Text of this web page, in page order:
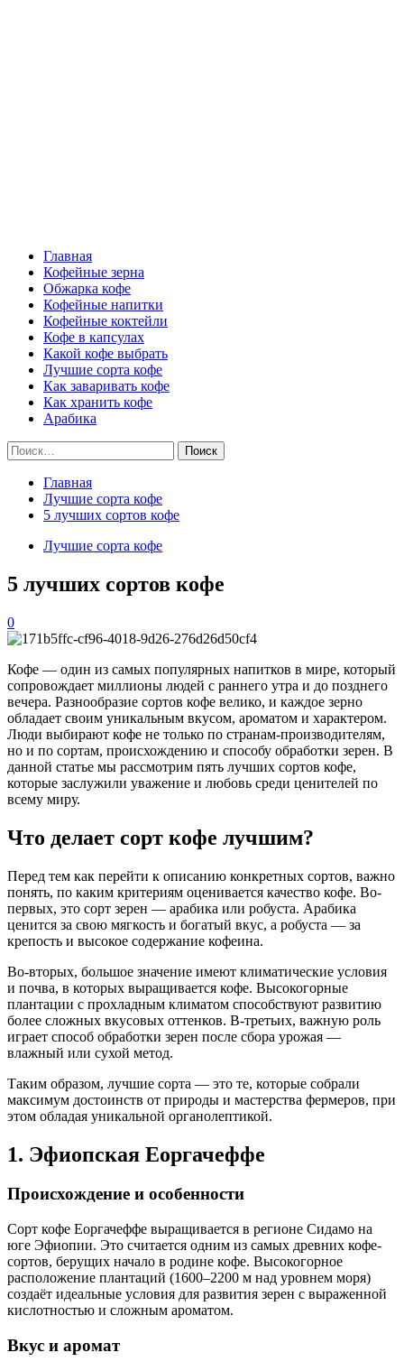
Главная
Кофейные зерна
Обжарка кофе
Кофейные напитки
Кофейные коктейли
Кофе в капсулах
Какой кофе выбрать
Лучшие сорта кофе
Как заваривать кофе
Как хранить кофе
Арабика
Найти:
Главная
Лучшие сорта кофе
5 лучших сортов кофе
Лучшие сорта кофе
5 лучших сортов кофе
0
Кофе — один из самых популярных напитков в мире, который
сопровождает миллионы людей с раннего утра и до позднего
вечера. Разнообразие сортов кофе велико, и каждое зерно
обладает своим уникальным вкусом, ароматом и характером.
Люди выбирают кофе не только по странам-производителям,
но и по сортам, происхождению и способу обработки зерен. В
данной статье мы рассмотрим пять лучших сортов кофе,
которые заслужили уважение и любовь среди ценителей по
всему миру.
Что делает сорт кофе лучшим?
Перед тем как перейти к описанию конкретных сортов, важно
понять, по каким критериям оценивается качество кофе. Во-
первых, это сорт зерен — арабика или робуста. Арабика
ценится за свою мягкость и богатый вкус, а робуста — за
крепость и высокое содержание кофеина.
Во-вторых, большое значение имеют климатические условия
и почва, в которых выращивается кофе. Высокогорные
плантации с прохладным климатом способствуют развитию
более сложных вкусовых оттенков. В-третьих, важную роль
играет способ обработки зерен после сбора урожая —
влажный или сухой метод.
Таким образом, лучшие сорта — это те, которые собрали
максимум достоинств от природы и мастерства фермеров, при
этом обладая уникальной органолептикой.
1. Эфиопская Еоргачеффе
Происхождение и особенности
Сорт кофе Еоргачеффе выращивается в регионе Сидамо на
юге Эфиопии. Это считается одним из самых древних кофе-
сортов, берущих начало в родине кофе. Высокогорное
расположение плантаций (1600–2200 м над уровнем моря)
создаёт идеальные условия для развития зерен с выраженной
кислотностью и сложным ароматом.
Вкус и аромат